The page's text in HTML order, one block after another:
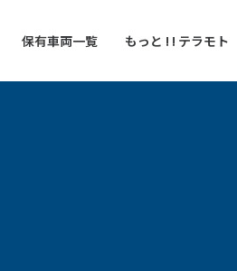
保有車両一覧 もっと ! ! テラモト